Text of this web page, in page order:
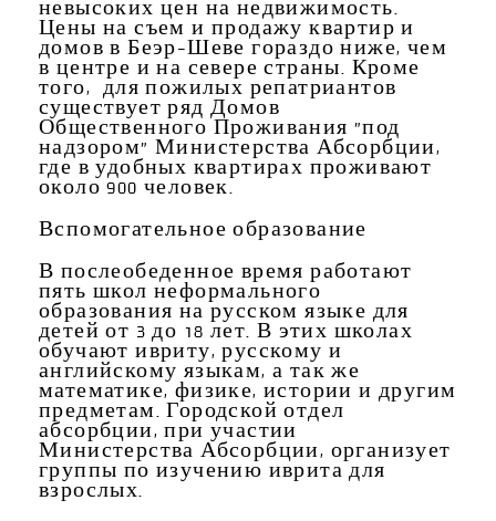
невысоких цен на недвижимость.
Цены на съем и продажу квартир и
домов в Беэр-Шеве гораздо ниже, чем
в центре и на севере страны. Кроме
того, для пожилых репатриантов
существует ряд Домов
Общественного Проживания "под
надзором" Министерства Абсорбции,
где в удобных квартирах проживают
около 900 человек.
Вспомогательное образование
В послеобеденное время работают
пять школ неформального
образования на русском языке для
детей от 3 до 18 лет. В этих школах
обучают ивриту, русскому и
английскому языкам, а так же
математике, физике, истории и другим
предметам. Городской отдел
абсорбции, при участии
Министерства Абсорбции, организует
группы по изучению иврита для
взрослых.